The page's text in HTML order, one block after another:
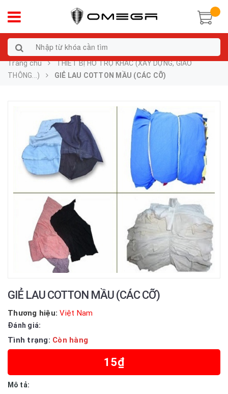
Trang chủ
THIẾT BỊ HỖ TRỢ KHÁC (XÂY DỰNG, GIAO
THÔNG...)
GIẺ LAU COTTON MẦU (CÁC CỠ)
GIẺ LAU COTTON MẦU (CÁC CỠ)
Thương hiệu: Việt Nam
Đánh giá:
Tình trạng: Còn hàng
15₫
Mô tả: